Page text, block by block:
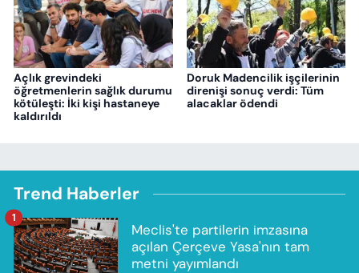
Açlık grevindeki
öğretmenlerin sağlık durumu
kötüleşti: İki kişi hastaneye
kaldırıldı
Doruk Madencilik işçilerinin
direnişi sonuç verdi: Tüm
alacaklar ödendi
Trend Haberler
Meclis'te partilerin imzasına
açılan Çerçeve Yasa'nın tam
metni yayımlandı
1